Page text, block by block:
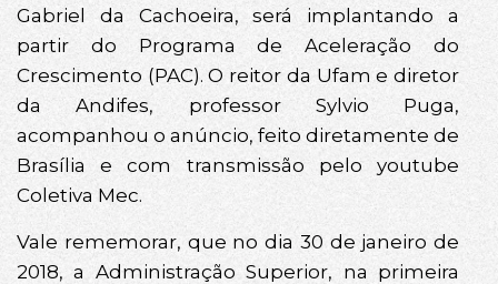
Gabriel da Cachoeira, será implantando a
partir do Programa de Aceleração do
Crescimento (PAC). O reitor da Ufam e diretor
da Andifes, professor Sylvio Puga,
acompanhou o anúncio, feito diretamente de
Brasília e com transmissão pelo youtube
Coletiva Mec.
Vale rememorar, que no dia 30 de janeiro de
2018, a Administração Superior, na primeira